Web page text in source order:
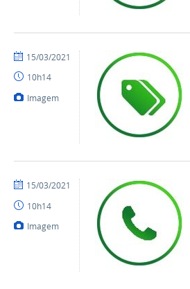
por
publicado
15/03/2021
10h14
Imagem
por
publicado
15/03/2021
10h14
Imagem